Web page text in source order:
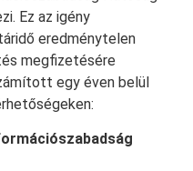
Ez az igény
eredménytelen
megfizetésére
egy éven belül